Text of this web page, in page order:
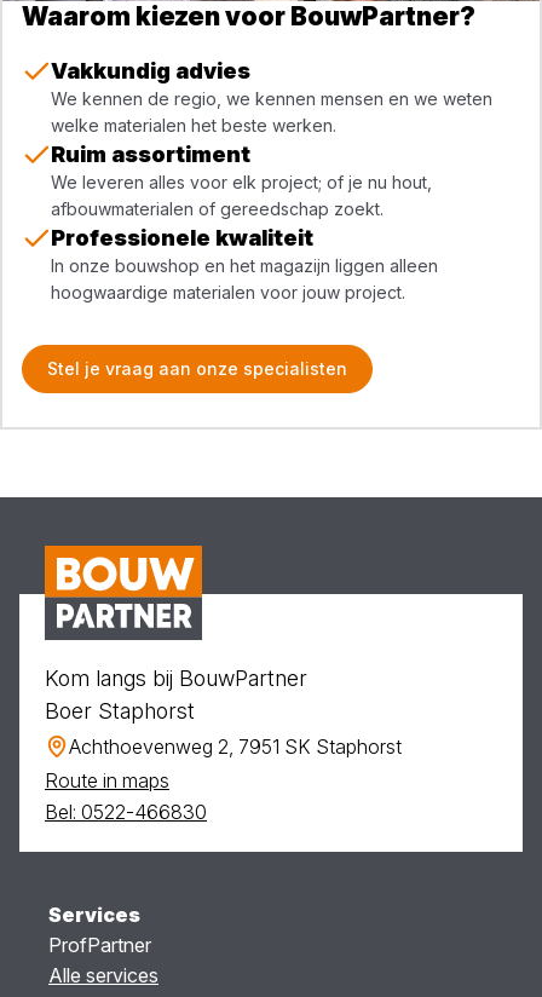
Waarom kiezen voor BouwPartner?
Vakkundig advies
We kennen de regio, we kennen mensen en we weten
welke materialen het beste werken.
Ruim assortiment
We leveren alles voor elk project; of je nu hout,
afbouwmaterialen of gereedschap zoekt.
Professionele kwaliteit
In onze bouwshop en het magazijn liggen alleen
hoogwaardige materialen voor jouw project.
Stel je vraag aan onze specialisten
Kom langs bij BouwPartner
Boer Staphorst
Achthoevenweg 2, 7951 SK Staphorst
Route in maps
Bel: 0522-466830
Services
ProfPartner
Alle services